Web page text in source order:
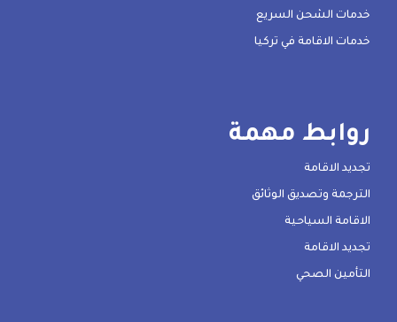
خدمات الشحن السريع
خدمات الاقامة في تركيا
روابط مهمة
تجديد الاقامة
الترجمة وتصديق الوثائق
الاقامة السياحية
تجديد الاقامة
التأمين الصحي